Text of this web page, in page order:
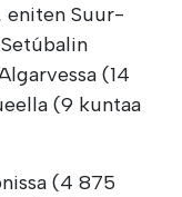
eniten Suur-
(14
(9 kuntaa
(4 875